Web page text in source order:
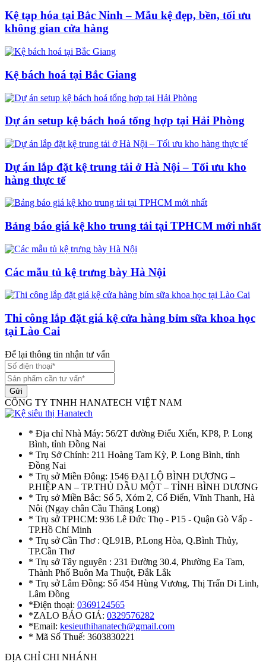
Kệ tạp hóa tại Bắc Ninh – Mẫu kệ đẹp, bền, tối ưu
không gian cửa hàng
Kệ bách hoá tại Bắc Giang
Dự án setup kệ bách hoá tổng hợp tại Hải Phòng
Dự án lắp đặt kệ trung tải ở Hà Nội – Tối ưu kho
hàng thực tế
Bảng báo giá kệ kho trung tải tại TPHCM mới nhất
Các mẫu tủ kệ trưng bày Hà Nội
Thi công lắp đặt giá kệ cửa hàng bỉm sữa khoa học
tại Lào Cai
Để lại thông tin nhận tư vấn
Gửi
CÔNG TY TNHH HANATECH VIỆT NAM
* Địa chỉ Nhà Máy: 56/2T đường Điểu Xiển, KP8, P. Long
Bình, tỉnh Đồng Nai
* Trụ Sở Chính: 211 Hoàng Tam Kỳ, P. Long Bình, tỉnh
Đồng Nai
* Trụ sở Miền Đông: 1546 ĐẠI LỘ BÌNH DƯƠNG –
P.HIỆP AN – TP.THỦ DẦU MỘT – TỈNH BÌNH DƯƠNG
* Trụ sở Miền Bắc: Số 5, Xóm 2, Cổ Điển, Vĩnh Thanh, Hà
Nôi (Ngay chân Cầu Thăng Long)
* Trụ sở TPHCM: 936 Lê Đức Thọ - P15 - Quận Gò Vấp -
TP.Hồ Chí Minh
* Trụ sở Cần Thơ : QL91B, P.Long Hòa, Q.Bình Thủy,
TP.Cần Thơ
* Trụ sở Tây nguyên : 231 Đường 30.4, Phường Ea Tam,
Thành Phố Buôn Ma Thuột, Đắk Lắk
* Trụ sở Lâm Đồng: Số 454 Hùng Vương, Thị Trấn Di Linh,
Lâm Đồng
*Điện thoại: 0369124565
*ZALO BÁO GIÁ: 0329576282
*Email: kesieuthihanatech@gmail.com
* Mã Số Thuế: 3603830221
ĐỊA CHỈ CHI NHÁNH